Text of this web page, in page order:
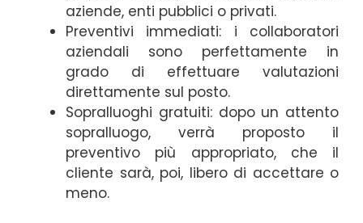
aziende, enti pubblici o privati.
Preventivi immediati: i collaboratori
aziendali sono perfettamente in
grado di effettuare valutazioni
direttamente sul posto.
Sopralluoghi gratuiti: dopo un attento
sopralluogo, verrà proposto il
preventivo più appropriato, che il
cliente sarà, poi, libero di accettare o
meno.